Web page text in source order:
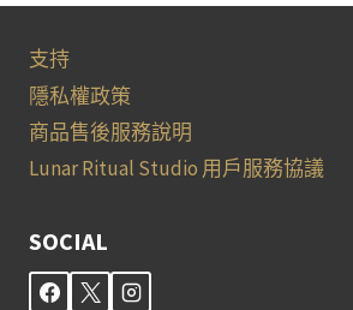
支持
隱私權政策
商品售後服務說明
Lunar Ritual Studio 用戶服務協議
SOCIAL